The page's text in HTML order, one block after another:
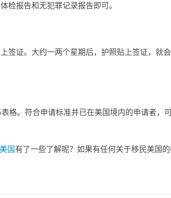
检报告和无犯罪记录报告即可。
签证。大约一两个星期后，护照贴上签证，就
格。符合申请标准并已在美国境内的申请者，
国有了一些了解呢？如果有任何关于移民美国